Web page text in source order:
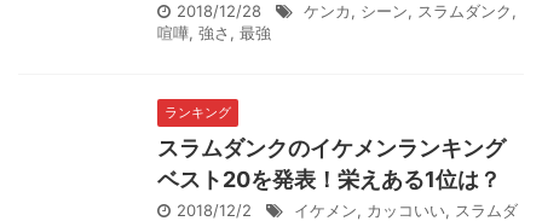
2018/12/28 ケンカ, シーン, スラムダンク,
喧嘩, 強さ , 最強
ランキング
スラムダンクのイケメンランキング
ベスト20を発表！栄えある1位は？
2018/12/2 イケメン, カッコいい, スラムダ